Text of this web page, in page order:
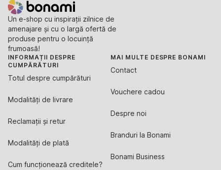
Un e-shop cu inspirații zilnice de
amenajare și cu o largă ofertă de
produse pentru o locuință
frumoasă!
INFORMAȚII DESPRE
CUMPĂRĂTURI
Totul despre cumpărături
Modalități de livrare
Reclamații și retur
Modalități de plată
Cum funcționează creditele?
MAI MULTE DESPRE BONAMI
Contact
Vouchere cadou
Despre noi
Branduri la Bonami
Bonami Business